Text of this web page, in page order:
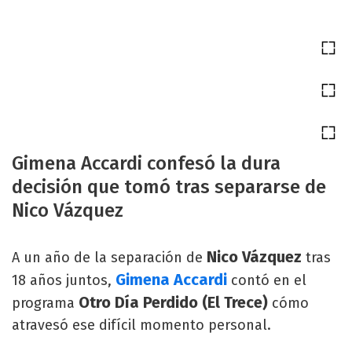
Gimena Accardi confesó la dura
decisión que tomó tras separarse de
Nico Vázquez
A un año de la separación de Nico Vázquez tras
18 años juntos, Gimena Accardi contó en el
programa Otro Día Perdido (El Trece) cómo
atravesó ese difícil momento personal.